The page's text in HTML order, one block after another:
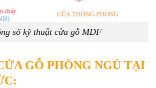
số kỹ thuật cửa gỗ MDF
GỖ PHÒNG NGỦ TẠI